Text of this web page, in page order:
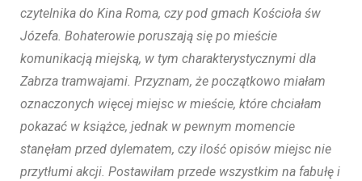
czytelnika do Kina Roma, czy pod gmach Kościoła św
Józefa. Bohaterowie poruszają się po mieście
komunikacją miejską, w tym charakterystycznymi dla
Zabrza tramwajami. Przyznam, że początkowo miałam
oznaczonych więcej miejsc w mieście, które chciałam
pokazać w książce, jednak w pewnym momencie
stanęłam przed dylematem, czy ilość opisów miejsc nie
przytłumi akcji. Postawiłam przede wszystkim na fabułę i